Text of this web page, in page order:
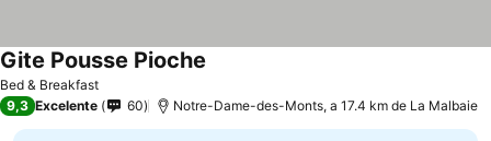
Bed & Breakfast
Gite Pousse Pioche
9,3 Excelente 60 Notre-Dame-des-Monts, a 17.4 km de La Malbaie